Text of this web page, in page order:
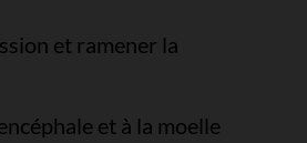
et ramener la
et à la moelle